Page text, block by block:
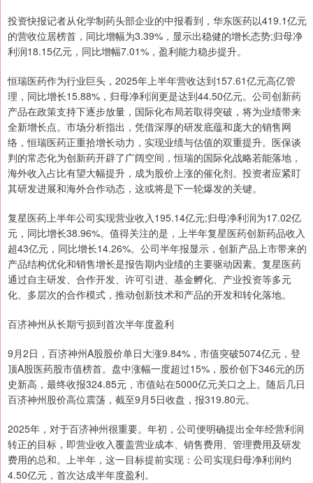
投资快报记者从化学制药头部企业的中报看到，华东医药以419.1亿元
的营收位居榜首，同比增幅为3.39%，显示出稳健的增长态势;归母净
利润18.15亿元，同比增幅7.01%，盈利能力稳步提升。
恒瑞医药作为行业巨头，2025年上半年营收达到157.61亿元高亿管
理，同比增长15.88%，归母净利润更是达到44.50亿元。公司创新药
产品在政策支持下逐步放量，国际化布局若取得突破，将为业绩带来
全新增长点。市场分析指出，凭借深厚的研发底蕴和庞大的销售网
络，恒瑞医药正重拾增长动力，实现业绩与估值的双重提升。医保谈
判的常态化为创新药开辟了广阔空间，恒瑞的国际化战略若能落地，
海外收入占比有望大幅提升，成为股价上涨的催化剂。投资者应紧盯
其研发进展和海外合作动态，这或将是下一轮爆发的关键。
复星医药上半年公司实现营业收入195.14亿元;归母净利润为17.02亿
元，同比增长38.96%。值得关注的是，上半年复星医药创新药品收入
超43亿元，同比增长14.26%。公司半年报显示，创新产品上市带来的
产品结构优化和销售增长是报告期内业绩的主要驱动因素。复星医药
通过自主研发、合作开发、许可引进、基金孵化、产业投资等多元
化、多层次的合作模式，推动创新技术和产品的开发和转化落地。
百济神州从长期亏损到首次半年度盈利
9月2日，百济神州A股股价单日大涨9.84%，市值突破5074亿元，登
顶A股医药股市值榜首。盘中涨幅一度超过15%，股价创下346元的历
史新高，最终收报324.85元，市值站在5000亿元关口之上。随后几日
百济神州股价高位震荡，截至9月5日收盘，报319.80元。
2025年，对于百济神州很重要。年初，公司便明确提出全年经营利润
转正的目标，即营业收入覆盖营业成本、销售费用、管理费用及研发
费用的总和。上半年，这一目标提前实现：公司实现归母净利润约
4.50亿元，首次达成半年度盈利。